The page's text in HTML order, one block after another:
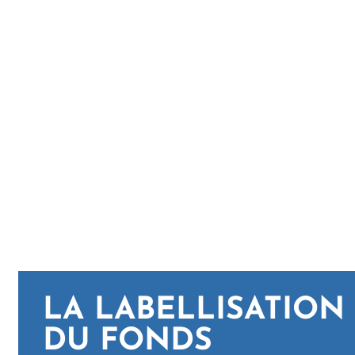
LA LABELLISATION
DU FONDS